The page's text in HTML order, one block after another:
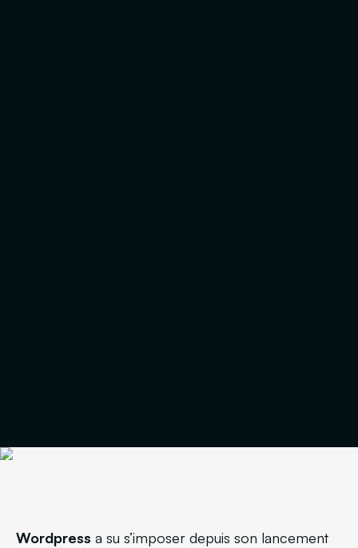
Wordpress a su s’imposer depuis son lancement